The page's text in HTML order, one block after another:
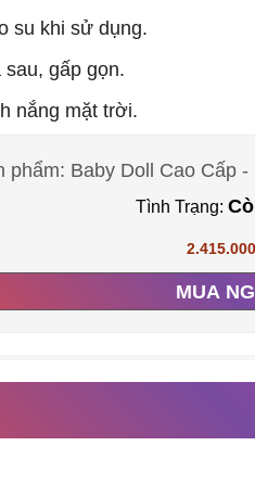
su khi sử dụng.
gấp gọn.
nắng mặt trời.
phẩm: Baby Doll Cao Cấp
Tình Trạng:
MUA